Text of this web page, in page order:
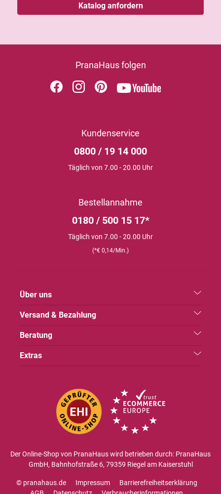
Katalog anfordern
PranaHaus folgen
Kundenservice
0800 / 19 14 000
Täglich von 7.00 - 20.00 Uhr
Bestellannahme
0180 / 500 15 17*
Täglich von 7.00 - 20.00 Uhr
(*€ 0,14/Min.)
Über uns
Versand & Bezahlung
Beratung
Extras
Der Online-Shop von PranaHaus wird betrieben durch: PranaHaus
GmbH, Bahnhofstraße 6, 79359 Riegel am Kaiserstuhl
© pranahaus.de Impressum
Barrierefreiheitserklärung